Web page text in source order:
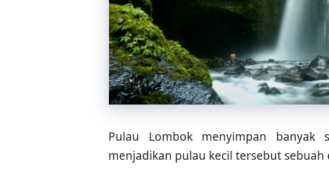
Pulau Lombok menyimpan banyak
menjadikan pulau kecil tersebut